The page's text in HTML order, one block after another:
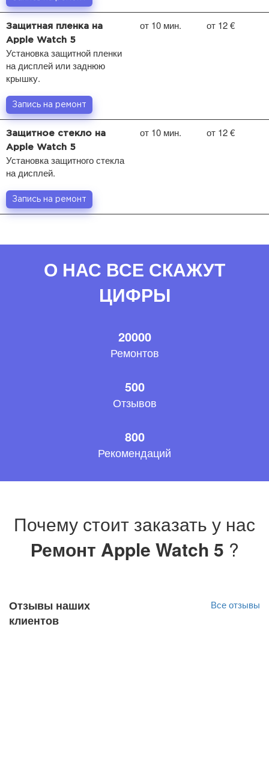
Защитная пленка на
Apple Watch 5
Установка защитной пленки
на дисплей или заднюю
крышку.
от 10 мин. от 12 €
Запись на ремонт
Защитное стекло на
Apple Watch 5
Установка защитного стекла
на дисплей.
от 10 мин. от 12 €
Запись на ремонт
О НАС ВСЕ СКАЖУТ
ЦИФРЫ
20000
Ремонтов
500
Отзывов
800
Рекомендаций
Почему стоит заказать у нас
Ремонт Apple Watch 5 ?
Отзывы наших
клиентов
Все отзывы